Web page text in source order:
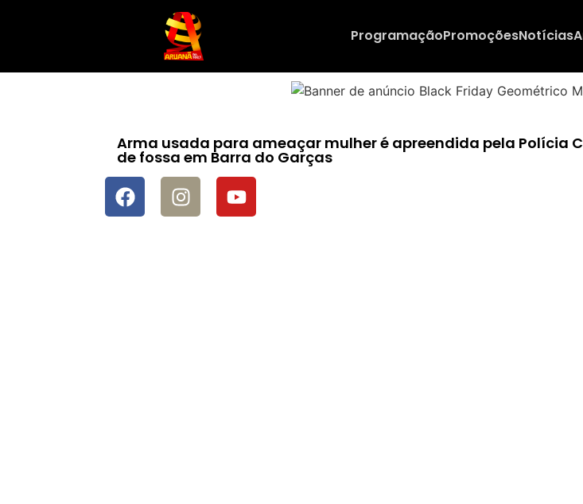
ProgramaçãoPromoçõesNotícias
Arma usada para ameaçar mulher é apreendida pela Polícia
de fossa em Barra do Garças